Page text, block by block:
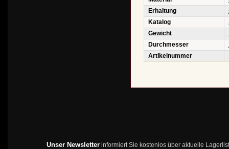
Erhaltung
Katalog
Gewicht
Durchmesser
Artikelnummer
Unser Newsletterinformiert Sie kostenlos über aktuelle